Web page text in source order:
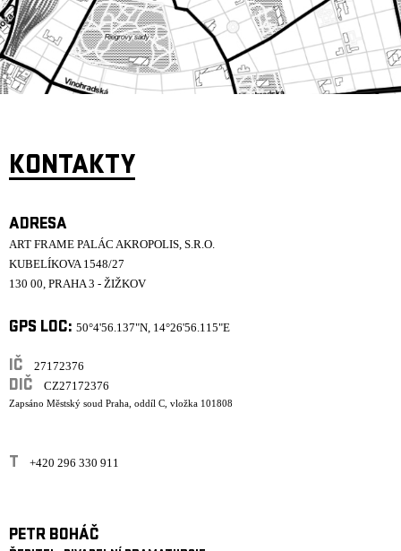
KONTAKTY
ADRESA
ART FRAME PALÁC AKROPOLIS, S.R.O.
KUBELÍKOVA 1548/27
130 00, PRAHA 3 - ŽIŽKOV
GPS LOC: 50°4'56.137"N, 14°26'56.115"E
IČ 27172376
DIČ CZ27172376
Zapsáno Městský soud Praha, oddíl C, vložka 101808
T +420 296 330 911
PETR BOHÁČ